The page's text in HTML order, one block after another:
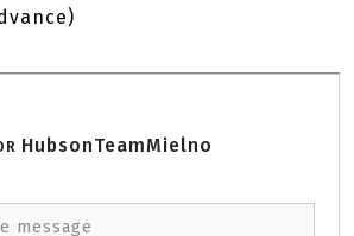
HubsonTeamMielno
message